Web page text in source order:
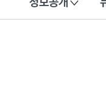
이 누리집은 대한민